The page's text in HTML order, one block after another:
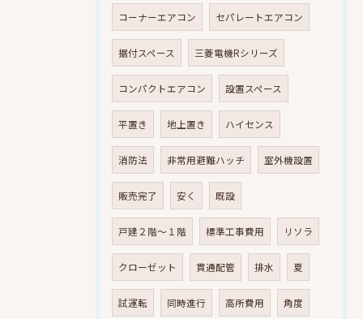
コーナーエアコン セパレートエアコン
据付スペース 三菱電機Rシリーズ
コンパクトエアコン 設置スペース
平置き 地上置き ハイセンス
消防法 非常用避難ハッチ 室外機設置
販売完了 安く 既設
戸建２階～１階 標準工事費用 リソラ
クローゼット 貫通配管 排水 夏
試運転 同時進行 高所費用 角度